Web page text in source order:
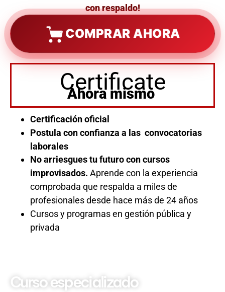
con respaldo!
COMPRAR AHORA
Certificate
Ahora mismo
Certificación oficial
Postula con confianza a las convocatorias
laborales
No arriesgues tu futuro con cursos
improvisados. Aprende con la experiencia
comprobada que respalda a miles de
profesionales desde hace más de 24 años
Cursos y programas en gestión pública y
privada
Curso especializado